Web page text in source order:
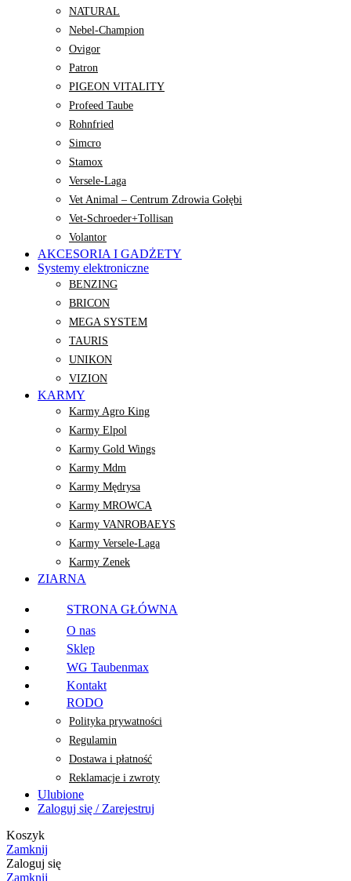
NATURAL
Nebel-Champion
Ovigor
Patron
PIGEON VITALITY
Profeed Taube
Rohnfried
Simcro
Stamox
Versele-Laga
Vet Animal – Centrum Zdrowia Gołębi
Vet-Schroeder+Tollisan
Volantor
AKCESORIA I GADŻETY
Systemy elektroniczne
BENZING
BRICON
MEGA SYSTEM
TAURIS
UNIKON
VIZION
KARMY
Karmy Agro King
Karmy Elpol
Karmy Gold Wings
Karmy Mdm
Karmy Mędrysa
Karmy MROWCA
Karmy VANROBAEYS
Karmy Versele-Laga
Karmy Zenek
ZIARNA
STRONA GŁÓWNA
O nas
Sklep
WG Taubenmax
Kontakt
RODO
Polityka prywatności
Regulamin
Dostawa i płatność
Reklamacje i zwroty
Ulubione
Zaloguj się / Zarejestruj
Koszyk
Zamknij
Zaloguj się
Zamknij